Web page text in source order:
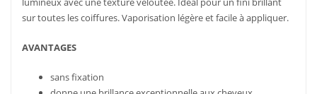
sur toutes les coiffures. Vaporisation légère et facile à appliquer.
AVANTAGES
sans fixation